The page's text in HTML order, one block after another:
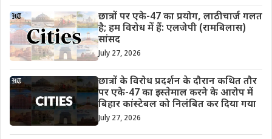
छात्रों पर एके-47 का प्रयोग, लाठीचार्ज गलत
है; हम विरोध में हैं: एलजेपी (रामबिलास)
सांसद
July 27, 2026
छात्रों के विरोध प्रदर्शन के दौरान कथित तौर
पर एके-47 का इस्तेमाल करने के आरोप में
बिहार कांस्टेबल को निलंबित कर दिया गया
July 27, 2026